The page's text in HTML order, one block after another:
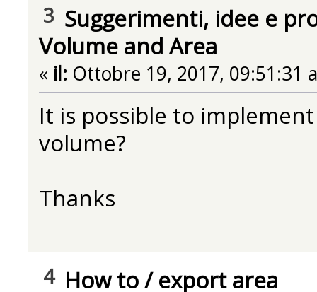
3 Suggerimenti, idee e
Volume and Area
« il: Ottobre 19, 2017, 09:51:31
It is possible to
volume?
Thanks
4 How to/export area